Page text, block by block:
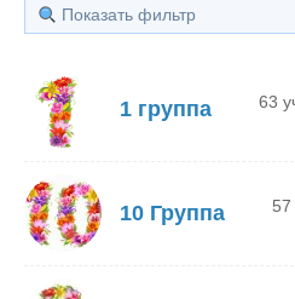
Показать фильтр
1 группа 63
10 Группа 57